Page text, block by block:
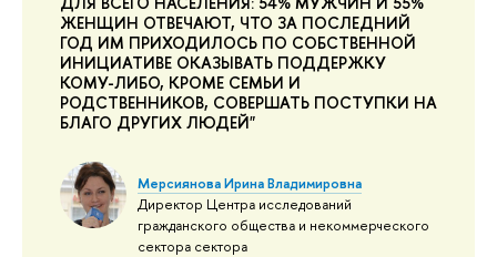
ЖЕНЩИН ОТВЕЧАЮТ, ЧТО ЗА ПОСЛЕДНИЙ
ГОД ИМ ПРИХОДИЛОСЬ ПО СОБСТВЕННОЙ
ИНИЦИАТИВЕ ОКАЗЫВАТЬ ПОДДЕРЖКУ
КОМУ-ЛИБО, КРОМЕ СЕМЬИ И
РОДСТВЕННИКОВ, СОВЕРШАТЬ ПОСТУПКИ НА
БЛАГО ДРУГИХ ЛЮДЕЙ"
Мерсиянова Ирина Владимировна
Директор Центра исследований
гражданского общества и некоммерческого
сектора сектора